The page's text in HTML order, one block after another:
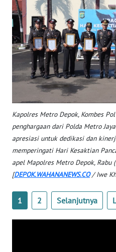
Kapolres Metro Depok, Kombes
penghargaan dari Polda Metro
apresiasi untuk dedikasi dan
memperingati Hari Kesaktian
apel Mapolres Metro Depok, Rabu
[DEPOK.WAHANANEWS.CO/ Iwe
1 2 Selanjutnya
WN
KALTENG
WN
KALTARA
KALSEL
WN
KALTIM
WN
SULSEL
WN